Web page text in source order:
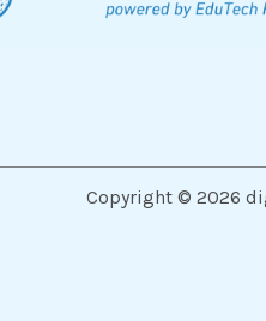
Copyright © 2026